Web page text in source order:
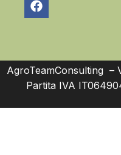
AgroTeamConsulting –
Partita IVA